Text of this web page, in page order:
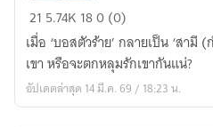
เจ้า
นาย
ที่รัก
(จบ
บริบูรณ์)
21 5.74K 180 (0)
เมื่อ ‘บอสตัวร้าย’ กลายเป็น ‘สามี
เขา หรือจะตกหลุมรักเขากันแน่?
อัปเดตล่าสุด 14 มี.ค. 69 / 18:23 น.